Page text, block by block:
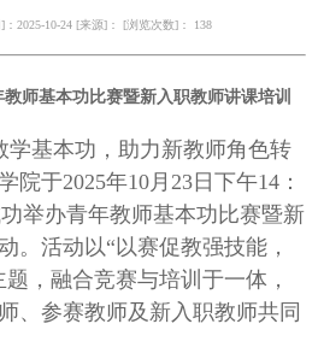
2025-10-24 [来源]： [浏览次数]： 138
师基本功比赛暨新入职教师讲课培训
学基本功，助力新教师角色转
院于2025年10月 23 日下午14 ：
举办青年教师基本功比赛暨新
。活动以“以赛促教强技能，
，融合竞赛与培训于一体，
、参赛教师及新入职教师共同